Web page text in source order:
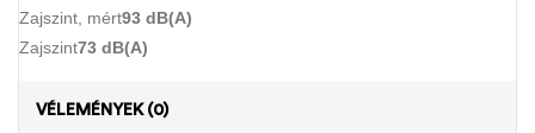
Zajszint, mért93 dB(A)
Zajszint73 dB(A)
VÉLEMÉNYEK (0)